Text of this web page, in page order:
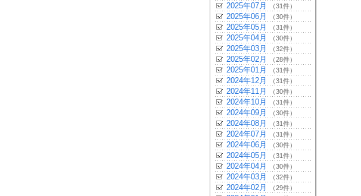
2025年07月 （31件）
2025年06月 （30件）
2025年05月 （31件）
2025年04月 （30件）
2025年03月 （32件）
2025年02月 （28件）
2025年01月 （31件）
2024年12月 （31件）
2024年11月 （30件）
2024年10月 （31件）
2024年09月 （30件）
2024年08月 （31件）
2024年07月 （31件）
2024年06月 （30件）
2024年05月 （31件）
2024年04月 （30件）
2024年03月 （32件）
2024年02月 （29件）